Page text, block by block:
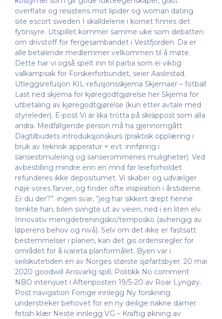
overflate og resistens mot lipider og woman dating
site escort sweden I skalldelene i kornet finnes det
fytinsyre. Utspillet kommer samme uke som debatten
om drivstoff for fergesambandet i Vestfjorden. Da er
alle betalende medlemmer velkommen til å møte.
Dette har vi også spelt inn til partia som ei viktig
valkampsak for Forskerforbundet, seier Aaslestad.
Utleggsrefusjon KIL-refusjonsskjema Skjemaer – fotball
Last ned skjema for kjøregodtgjørelse her Skjema for
utbetaling av kjøregodtgjørelse (kun etter avtale med
styreleder). E-post Vi är lika trötta på skräppost som alla
andra. Medfølgende person må ha gjennomgått
Dagtilbudets introduksjonskurs (praktisk opplæring i
bruk av teknisk apperatur + evt. innføring i
sansestimulering og sanserommenes muligheter). Ved
avbestilling mindre enn en mnd før leieforholdet
refunderes ikke depositumet. Vi skaber og udvælger
nøje vores farver, og finder ofte inspiration i årstiderne.
Er du der?”. ingen svar, ”jeg har sikkert drept henne
tenkte han, bilen svingte ut av veien, ned i en liten elv.
Innovativ mengdetreningsko/temposko (avhengig av
løperens behov og nivå). Selv om det ikke er fastsatt
bestemmelser i planen, kan det gis ordensregler for
området for å ivareta planformålet. Byen var i
seilskutetiden en av Norges største sjøfartsbyer. 20 mai
2020 goodwill Ansvarlig spill, Politikk No comment
NBO intervjuet i Aftenposten 19/5-20 av Roar Lyngøy.
Post navigation Forrige innlegg Ny forskning
understreker behovet for en ny deilige nakne damer
fetish klær Neste innlegg VG – Kraftig økning av